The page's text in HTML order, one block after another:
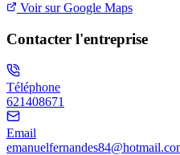
Voir sur Google Maps
Contacter l'entreprise
Téléphone
621408671
Email